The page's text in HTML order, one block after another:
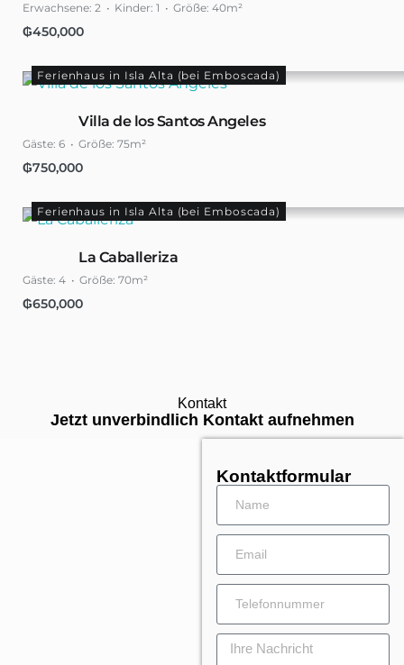
Erwachsene: 2 Kinder: 1 Größe: 40m²
₲450,000
Ferienhaus in Isla Alta (bei Emboscada)
Villa de los Santos Angeles
Gäste: 6 Größe: 75m²
₲750,000
Ferienhaus in Isla Alta (bei Emboscada)
La Caballeriza
Gäste: 4 Größe: 70m²
₲650,000
Kontakt
Jetzt unverbindlich Kontakt aufnehmen
Kontaktformular